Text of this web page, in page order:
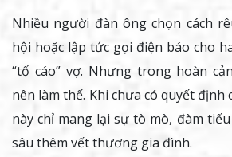
Nhiều người đàn ông chọn cách
hội hoặc lập tức gọi điện báo cho
“tố cáo” vợ. Nhưng trong hoàn
nên làm thế. Khi chưa có quyết định
này chỉ mang lại sự tò mò, đàm
sâu thêm vết thương gia đình.